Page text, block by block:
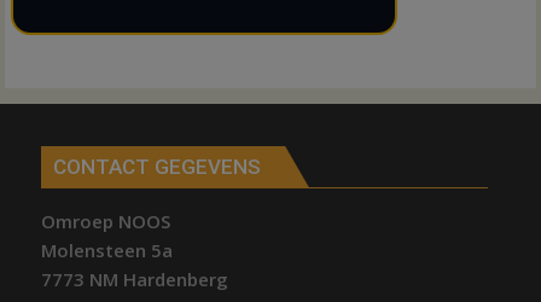
CONTACT GEGEVENS
Omroep NOOS
Molensteen 5a
7773 NM Hardenberg